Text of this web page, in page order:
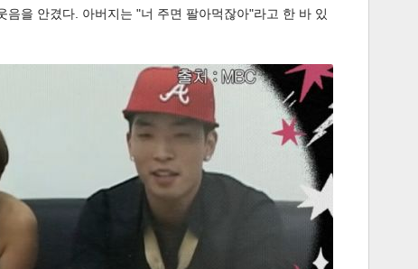
게 소
을 안겼다. 아버지는 "너 주면 팔아먹잖아"라고 한 바 있